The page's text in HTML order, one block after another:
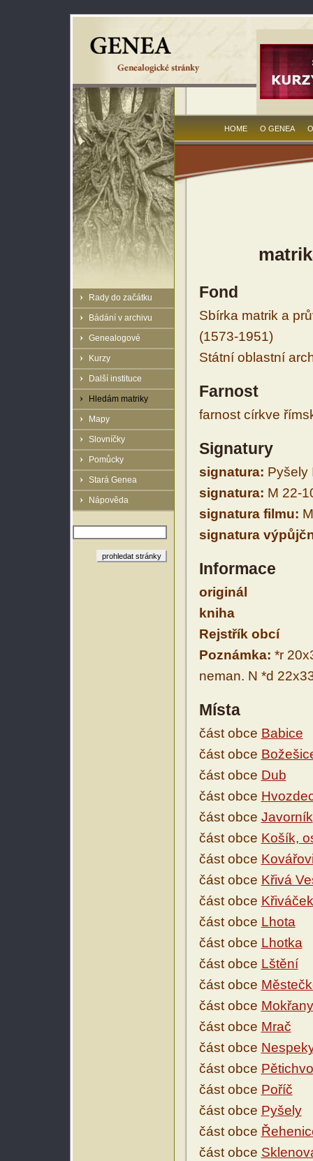
Rady do začátku
Bádání v archivu
Genealogové
Kurzy
Další instituce
Hledám matriky
Mapy
Slovníčky
Pomůcky
Stará Genea
Nápověda
HOME O GENEA
Fond
Sbírka matrik a
(1573-1951)
Státní oblastní
Farnost
farnost církve
Signatury
signatura: Pyšely
signatura: M 22-
signatura filmu:
signatura
Informace
originál
kniha
Rejstřík obcí
Poznámka: *r
neman. N *d
Místa
část obce Babice
část obce
část obce Dub
část obce
část obce Javorník
část obce Košík,
část obce
část obce Křivá
část obce Křiváček
část obce Lhota
část obce Lhotka
část obce Lštění
část obce
část obce Mokřany
část obce Mrač
část obce
část obce
část obce Poříč
část obce Pyšely
část obce
část obce